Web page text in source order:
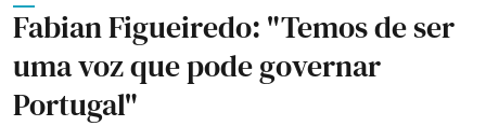
Fabian Figueiredo: "Temos de ser
uma voz que pode governar
Portugal"